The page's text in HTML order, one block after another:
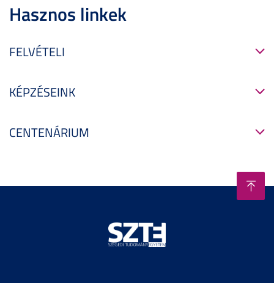
Hasznos linkek
FELVÉTELI
KÉPZÉSEINK
CENTENÁRIUM